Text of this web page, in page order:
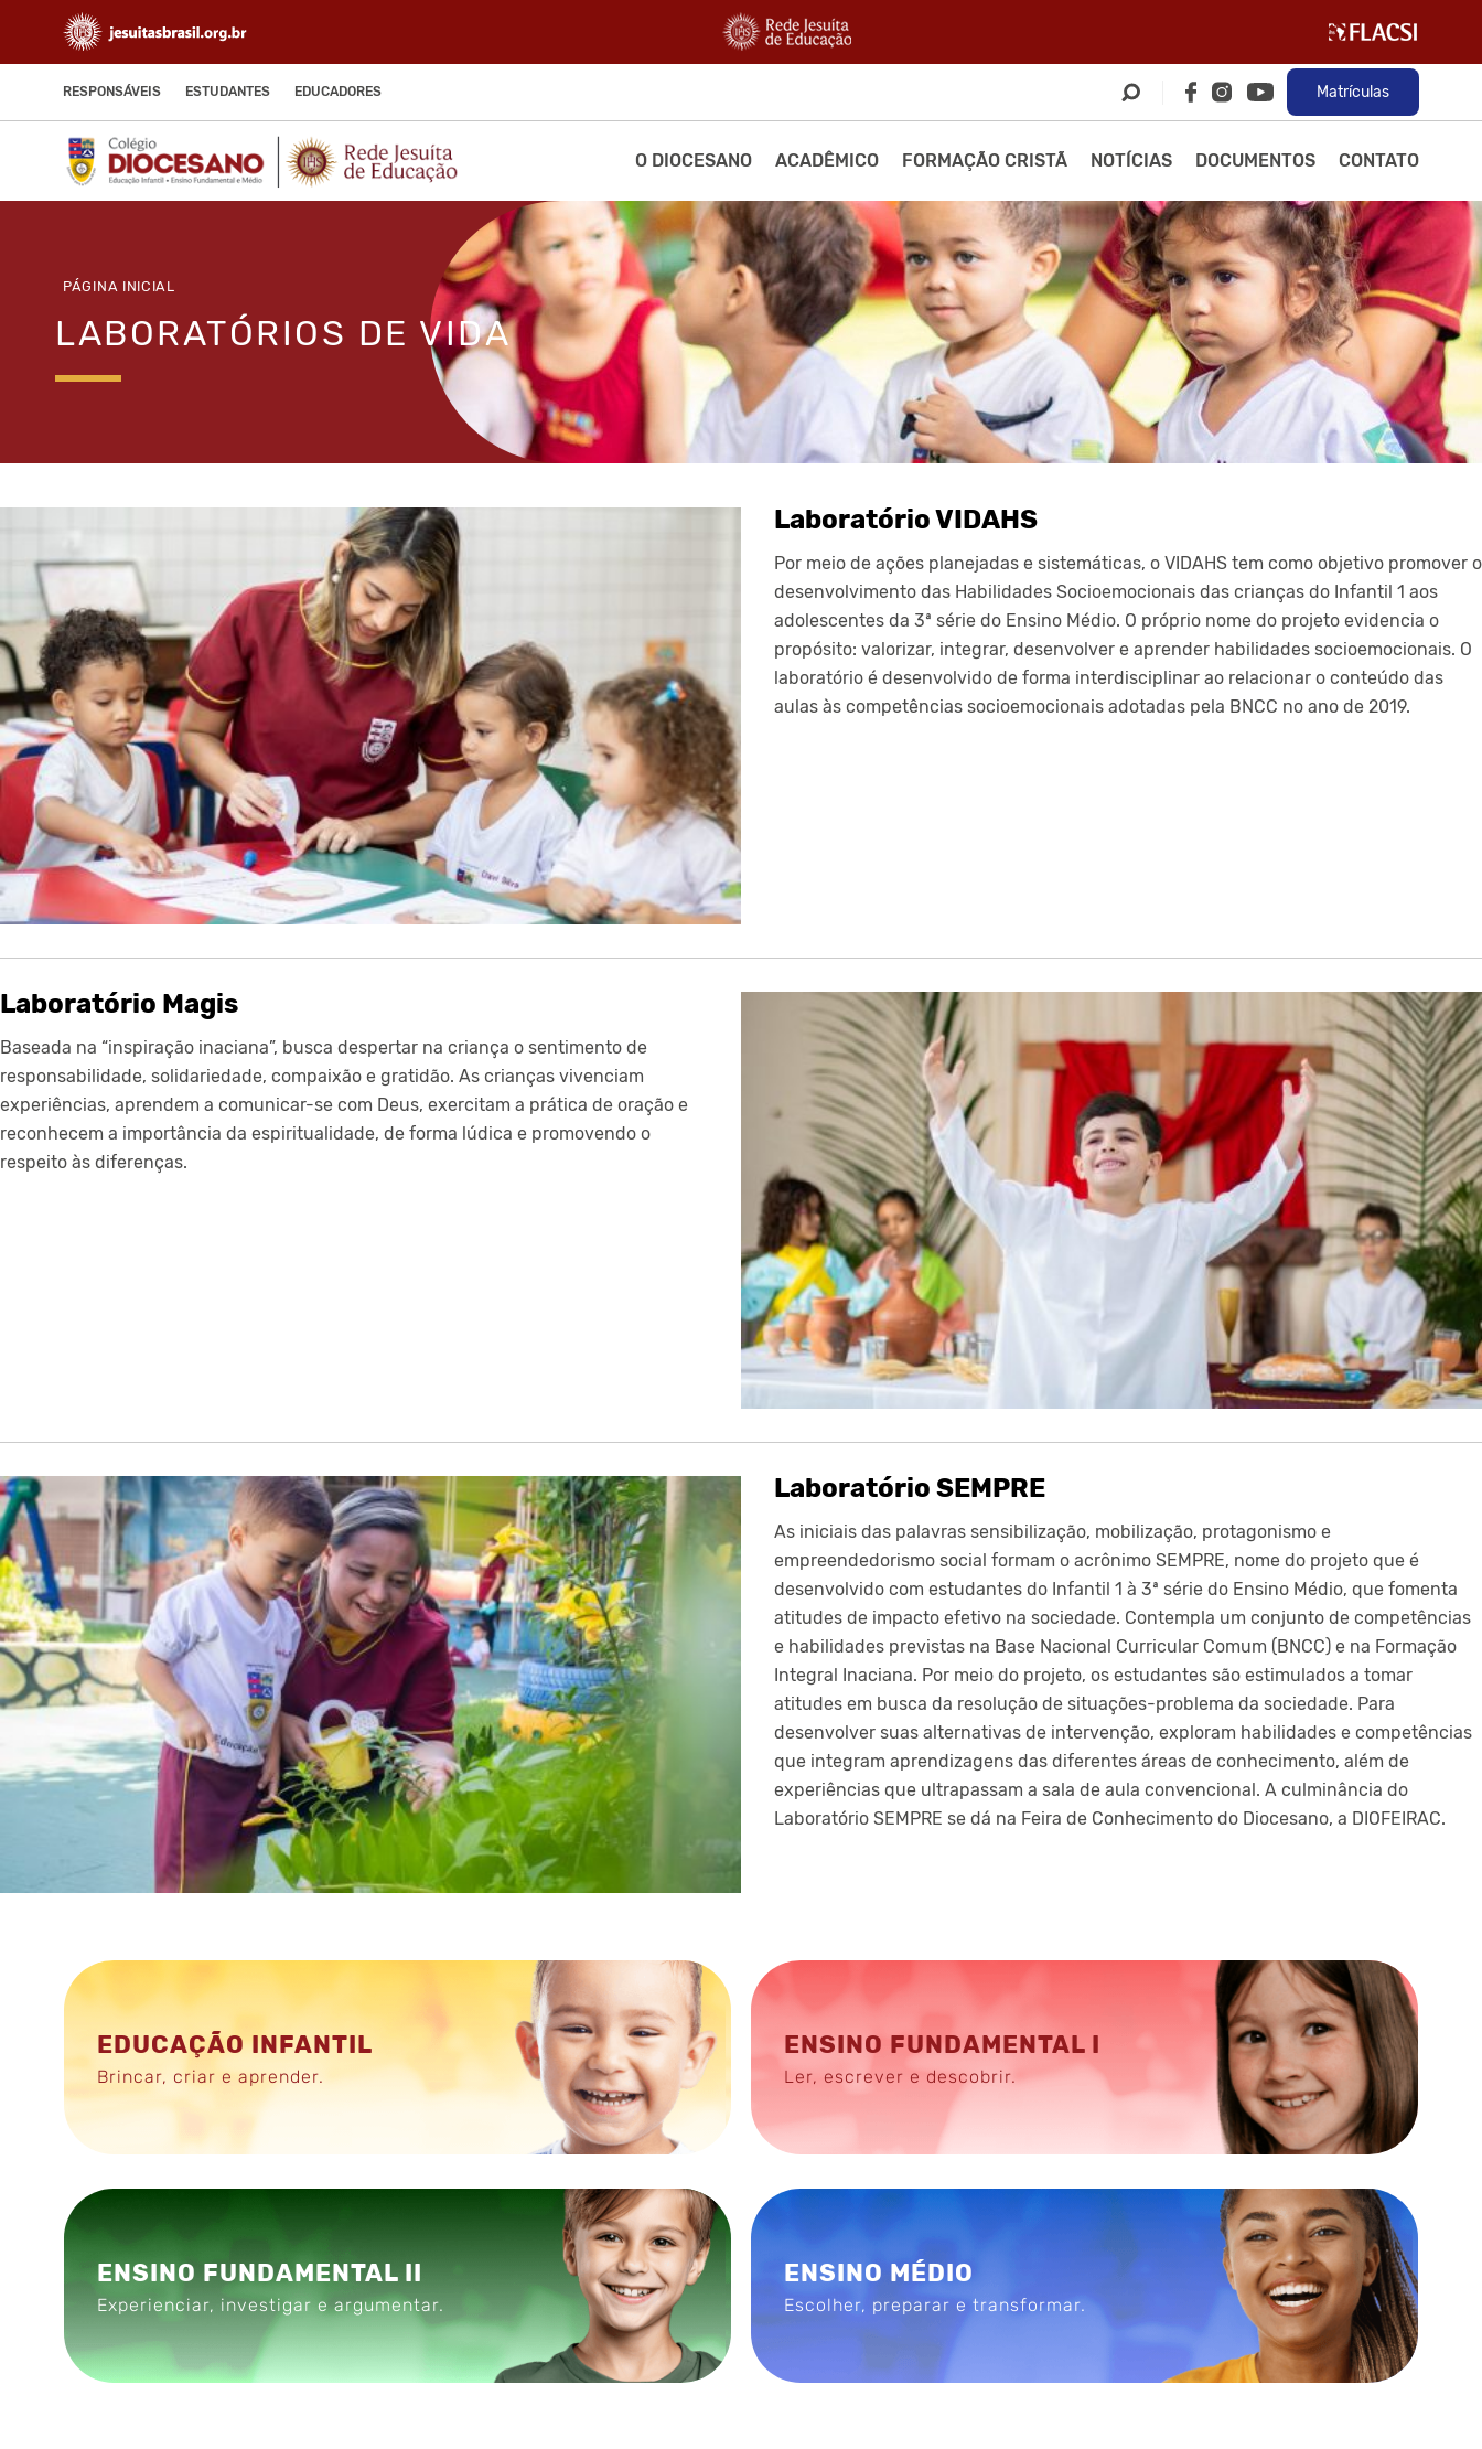
RESPONSÁVEIS ESTUDANTES EDUCADORES Matrículas
O DIOCESANO ACADÊMICO FORMAÇÃO CRISTÃ NOTÍCIAS DOCUMENTOS CONTATO
PÁGINA INICIAL
LABORATÓRIOS DE VIDA
Laboratório VIDAHS
Por meio de ações planejadas e sistemáticas, o VIDAHS tem como objetivo promover o
desenvolvimento das Habilidades Socioemocionais das crianças do Infantil 1 aos
adolescentes da 3ª série do Ensino Médio. O próprio nome do projeto evidencia o
propósito: valorizar, integrar, desenvolver e aprender habilidades socioemocionais. O
laboratório é desenvolvido de forma interdisciplinar ao relacionar o conteúdo das
aulas às competências socioemocionais adotadas pela BNCC no ano de 2019.
Laboratório Magis
Baseada na “inspiração inaciana”, busca despertar na criança o sentimento de
responsabilidade, solidariedade, compaixão e gratidão. As crianças vivenciam
experiências, aprendem a comunicar-se com Deus, exercitam a prática de oração e
reconhecem a importância da espiritualidade, de forma lúdica e promovendo o
respeito às diferenças.
Laboratório SEMPRE
As iniciais das palavras sensibilização, mobilização, protagonismo e
empreendedorismo social formam o acrônimo SEMPRE, nome do projeto que é
desenvolvido com estudantes do Infantil 1 à 3ª série do Ensino Médio, que fomenta
atitudes de impacto efetivo na sociedade. Contempla um conjunto de competências
e habilidades previstas na Base Nacional Curricular Comum (BNCC) e na Formação
Integral Inaciana. Por meio do projeto, os estudantes são estimulados a tomar
atitudes em busca da resolução de situações-problema da sociedade. Para
desenvolver suas alternativas de intervenção, exploram habilidades e competências
que integram aprendizagens das diferentes áreas de conhecimento, além de
experiências que ultrapassam a sala de aula convencional. A culminância do
Laboratório SEMPRE se dá na Feira de Conhecimento do Diocesano, a DIOFEIRAC.
EDUCAÇÃO INFANTIL
Brincar, criar e aprender.
ENSINO FUNDAMENTAL I
Ler, escrever e descobrir.
ENSINO FUNDAMENTAL II
Experienciar, investigar e argumentar.
ENSINO MÉDIO
Escolher, preparar e transformar.